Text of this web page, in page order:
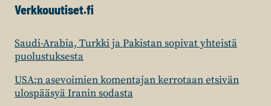
Verkkouutiset.fi
Saudi-Arabia, Turkki ja Pakistan sopivat yhteistä
puolustuksesta
USA:n asevoimien komentajan kerrotaan etsivän
ulospääsyä Iranin sodasta